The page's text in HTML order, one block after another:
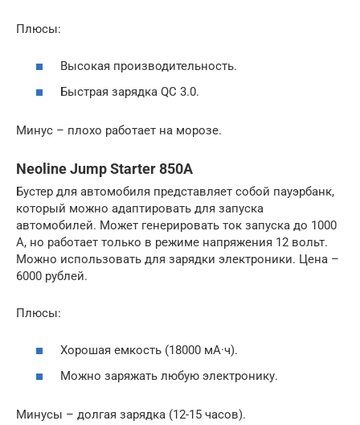
Плюсы:
Высокая производительность.
Быстрая зарядка QC 3.0.
Минус – плохо работает на морозе.
Neoline Jump Starter 850A
Бустер для автомобиля представляет собой пауэрбанк,
который можно адаптировать для запуска
автомобилей. Может генерировать ток запуска до 1000
А, но работает только в режиме напряжения 12 вольт.
Можно использовать для зарядки электроники. Цена –
6000 рублей.
Плюсы:
Хорошая емкость (18000 мА·ч).
Можно заряжать любую электронику.
Минусы – долгая зарядка (12-15 часов).